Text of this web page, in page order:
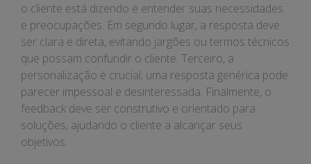
o cliente está dizendo e entender suas necessidades
e preocupações. Em segundo lugar, a resposta deve
ser clara e direta, evitando jargões ou termos técnicos
que possam confundir o cliente. Terceiro, a
personalização é crucial; uma resposta genérica pode
parecer impessoal e desinteressada. Finalmente, o
feedback deve ser construtivo e orientado para
soluções, ajudando o cliente a alcançar seus
objetivos.